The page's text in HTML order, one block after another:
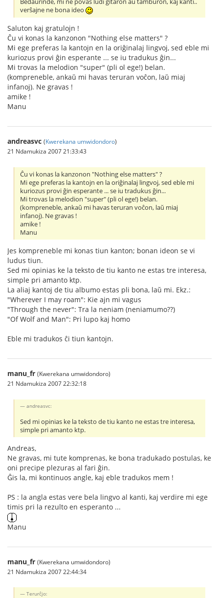
Bedaŭrinde, mi ne povas ludi gitaron aŭ tamburon, kaj kanti..
verŝajne ne bona ideo
Saluton kaj gratulojn !
Ĉu vi konas la kanzonon "Nothing else matters" ?
Mi ege preferas la kantojn en la oriĝinalaj lingvoj, sed eble mi
kuriozus provi ĝin esperante ... se iu tradukus ĝin...
Mi trovas la melodion "super" (pli ol ege!) belan.
(kompreneble, ankaŭ mi havas teruran voĉon, laŭ miaj
infanoj). Ne gravas !
amike !
Manu
andreasvc (Kwerekana umwidondoro)
21 Ndamukiza 2007 21:33:43
Ĉu vi konas la kanzonon "Nothing else matters" ?
Mi ege preferas la kantojn en la oriĝinalaj lingvoj, sed eble mi
kuriozus provi ĝin esperante ... se iu tradukus ĝin...
Mi trovas la melodion "super" (pli ol ege!) belan.
(kompreneble, ankaŭ mi havas teruran voĉon, laŭ miaj
infanoj). Ne gravas !
amike !
Manu
Jes kompreneble mi konas tiun kanton; bonan ideon se vi
ludus tiun.
Sed mi opinias ke la teksto de tiu kanto ne estas tre interesa,
simple pri amanto ktp.
La aliaj kantoj de tiu albumo estas pli bona, laŭ mi. Ekz.:
"Wherever I may roam": Kie ajn mi vagus
"Through the never": Tra la neniam (neniamumo??)
"Of Wolf and Man": Pri lupo kaj homo
Eble mi tradukos ĉi tiun kantojn.
manu_fr (Kwerekana umwidondoro)
21 Ndamukiza 2007 22:32:18
andreasvc:
Sed mi opinias ke la teksto de tiu kanto ne estas tre interesa,
simple pri amanto ktp.
Andreas,
Ne gravas, mi tute komprenas, ke bona tradukado postulas, ke
oni precipe plezuras al fari ĝin.
Ĝis la, mi kontinuos angle, kaj eble tradukos mem !
PS : la angla estas vere bela lingvo al kanti, kaj verdire mi ege
timis pri la rezulto en esperanto ...
Manu
manu_fr (Kwerekana umwidondoro)
21 Ndamukiza 2007 22:44:34
Terurĉjo: